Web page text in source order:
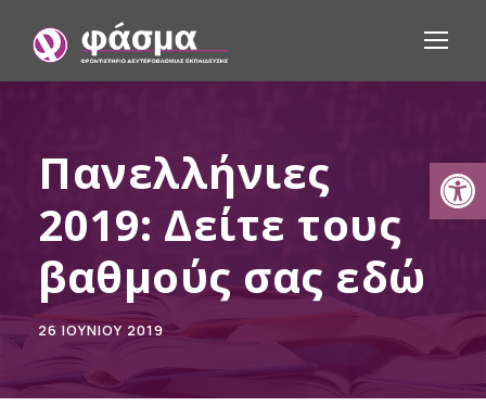
Ανοίξτε τη γραμμή εργαλείων
Πανελλήνιες
2019: Δείτε τους
βαθμούς σας εδώ
26 ΙΟΥΝΊΟΥ 2019